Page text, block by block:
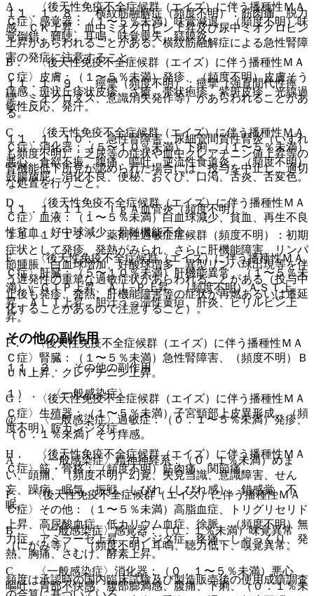
A． 〈後天性免疫不全症候群（エイズ）に伴う播種性ＭＡ
Ｃ症〉感覚器：（１〜５％未満）味覚減退、（頻度不明）味
覚倒錯、難聴、耳鳴、味覚喪失、結膜炎。
B． 〈後天性免疫不全症候群（エイズ）に伴う播種性ＭＡ
Ｃ症〉皮膚：（１〜５％未満）発疹、（頻度不明）皮膚そう
痒感、斑状丘疹状皮疹、ざ瘡、帯状疱疹、紫斑皮疹、光線過
敏性反応、発汗。
C． 〈後天性免疫不全症候群（エイズ）に伴う播種性ＭＡ
Ｃ症〉消化器：（５〜１０％未満）下痢、（１〜５％未満）
悪心、食欲不振、腹痛、嘔吐、逆流性食道炎、（頻度不明）
鼓腸放屁、消化不良、便秘、おくび、口渇、舌炎、舌変色。
D． 〈後天性免疫不全症候群（エイズ）に伴う播種性ＭＡ
Ｃ症〉血液：（１〜５％未満）白血球減少、貧血、再生不良
性貧血、好中球減少、骨髄機能不全。
E． 〈後天性免疫不全症候群（エイズ）に伴う播種性ＭＡ
Ｃ症〉肝臓：（５〜１０％未満）肝機能異常、（１〜５％未
満）γ−ＧＴＰ上昇、Ａｌ−Ｐ上昇、（頻度不明）ＡＳＴ上
昇、ＡＬＴ上昇、胆汁うっ滞性黄疸、肝炎、ビリルビン上
昇。
F． 〈後天性免疫不全症候群（エイズ）に伴う播種性ＭＡ
Ｃ症〉腎臓：（１〜５％未満）急性腎障害、（頻度不明）Ｂ
ＵＮ上昇、クレアチニン上昇。
G． 〈後天性免疫不全症候群（エイズ）に伴う播種性ＭＡ
Ｃ症〉生殖器：（１〜５％未満）子宮頸部上皮異形成、（頻
度不明）腟カンジダ症。
H． 〈後天性免疫不全症候群（エイズ）に伴う播種性ＭＡ
Ｃ症〉筋・骨格：（頻度不明）筋肉痛、関節痛。
I． 〈後天性免疫不全症候群（エイズ）に伴う播種性ＭＡ
Ｃ症〉その他：（１〜５％未満）高脂血症、トリグリセリド
上昇、高尿酸血症、低カリウム血症、徐脈、（頻度不明）無
力症、アミラーゼ上昇、カンジダ症、疼痛、しゃっくり、発
熱、胸痛、さむけ、酵素上昇。
頻度は承認時の国内臨床試験及び製造販売後の使用成績調査
１１．１．８． 横紋筋融解症（頻度不明）：筋肉痛、脱力
感、ＣＫ上昇、血中ミオグロビン上昇及び尿中ミオグロビン
上昇があらわれることがある。横紋筋融解症による急性腎障
害の発症に注意すること。
１１．１．９． 痙攣（頻度不明）：痙攣（強直間代性痙
攣、ミオクロヌス、意識消失発作等）があらわれることがあ
る。
１１．１．１０． 急性腎障害、尿細管間質性腎炎（いずれ
も頻度不明）：乏尿等の症状や血中クレアチニン値上昇等の
腎機能低下所見が認められた場合には、投与を中止し、適切
な処置を行うこと。
１１．１．１１． ＩｇＡ血管炎（頻度不明）。
１１．１．１２． 薬剤性過敏症症候群（頻度不明）：初期
症状として発疹、発熱がみられ、さらに肝機能障害、リンパ
節腫脹、白血球増加、好酸球増多、異型リンパ球出現等を伴
う遅発性の重篤な過敏症状があらわれることがある（投与中
止後も発疹、発熱、肝機能障害等の症状が再燃あるいは遷延
化することがあるので注意すること）。
その他の副作用
１１．２． その他の副作用
１）． 〈一般感染症〉
@． 〈一般感染症〉過敏症：（０．１〜５％未満）発疹、
（０．１％未満）そう痒感。
A． 〈一般感染症〉精神神経系：（０．１％未満）めま
い、頭痛、（頻度不明）幻覚、失見当識、意識障害、せん
妄、躁病、眠気、振戦、しびれ（しびれ感）、錯感覚、不
眠。
B． 〈一般感染症〉感覚器：（０．１％未満）味覚異常
（にがみ等）、（頻度不明）耳鳴、聴力低下、嗅覚異常。
C． 〈一般感染症〉消化器：（０．１〜５％未満）悪心、
嘔吐、胃部不快感、腹部膨満感、腹痛、下痢、（０．１％未